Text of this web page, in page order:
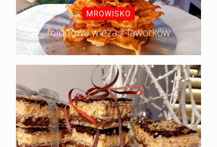
MROWISKO
miodowa wieża z faworków